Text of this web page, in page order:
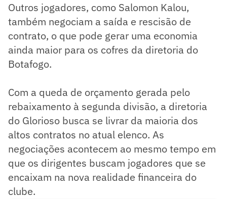
Outros jogadores, como Salomon Kalou,
também negociam a saída e rescisão de
contrato, o que pode gerar uma economia
ainda maior para os cofres da diretoria do
Botafogo.
Com a queda de orçamento gerada pelo
rebaixamento à segunda divisão, a diretoria
do Glorioso busca se livrar da maioria dos
altos contratos no atual elenco. As
negociações acontecem ao mesmo tempo em
que os dirigentes buscam jogadores que se
encaixam na nova realidade financeira do
clube.